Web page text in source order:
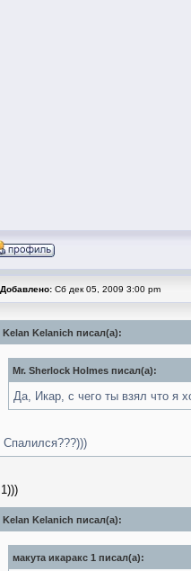
Добавлено: Сб дек 05, 2009 3:00 pm
Kelan Kelanich писал(а):
Mr. Sherlock Holmes писал(а):
Да, Икар, с чего ты взял что я
Спалился???)))
Kelan Kelanich писал(а):
макута икаракс 1 писал(а):